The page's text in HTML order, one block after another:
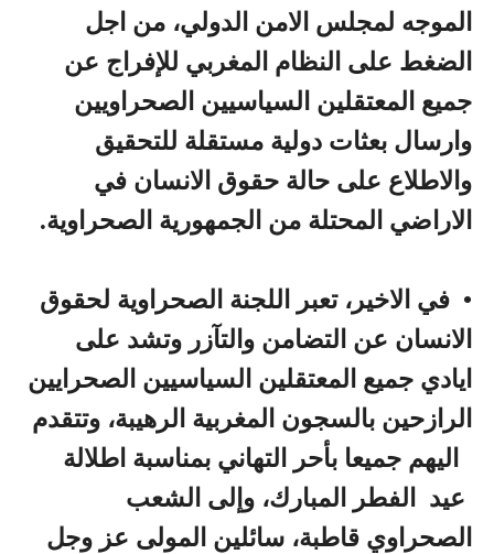
الموجه لمجلس الامن الدولي، من اجل
الضغط على النظام المغربي للإفراج عن
جميع المعتقلين السياسيين الصحراويين
وارسال بعثات دولية مستقلة للتحقيق
والاطلاع على حالة حقوق الانسان في
الاراضي المحتلة من الجمهورية الصحراوية.
• في الاخير، تعبر اللجنة الصحراوية لحقوق
الانسان عن التضامن والتآزر وتشد على
ايادي جميع المعتقلين السياسيين الصحرايين
الرازحين بالسجون المغربية الرهيبة، وتتقدم
اليهم جميعا بأحر التهاني بمناسبة اطلالة
عيد الفطر المبارك، وإلى الشعب
الصحراوي قاطبة، سائلين المولى عز وجل